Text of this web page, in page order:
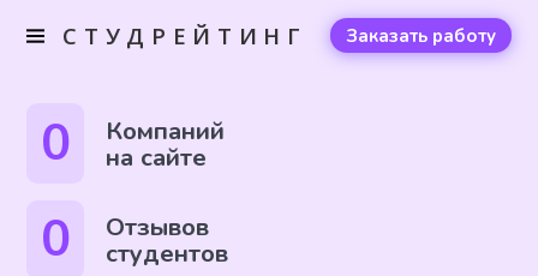
СТУДРЕЙТИНГ Заказать работу
0 Компаний
на сайте
0 Отзывов
студентов